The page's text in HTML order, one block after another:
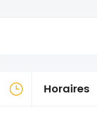
Horaires